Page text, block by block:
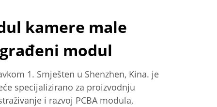
kamere male
modul
1. Smješten u Shenzhen, Kina. je
specijalizirano za proizvodnju
i razvoj PCBA modula,